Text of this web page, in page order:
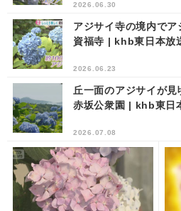
2026.06.30
アジサイ寺の境内で
資福寺 | khb東日本放
2026.06.23
丘一面のアジサイが
赤坂公衆園 | khb東日
2026.07.08